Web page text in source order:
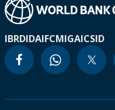
IBRDIDAIFCMIGAICSID